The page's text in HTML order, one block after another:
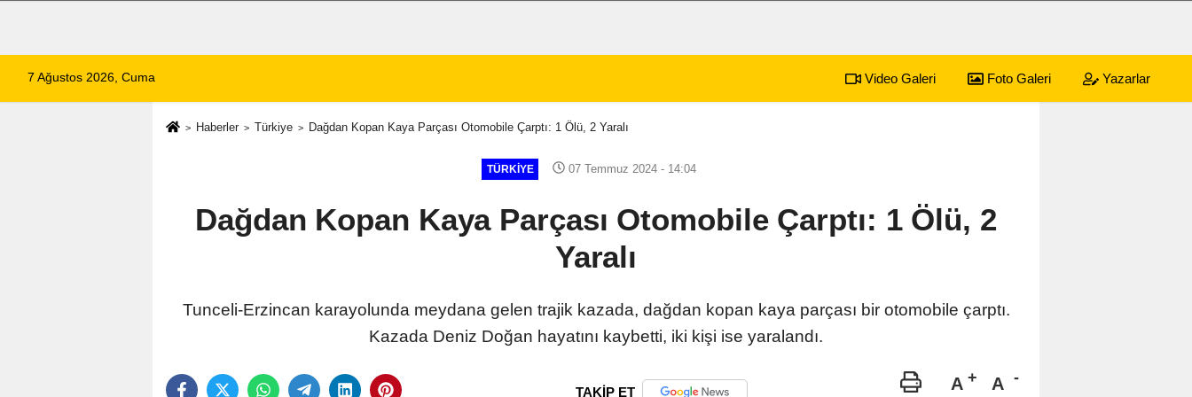
7 Ağustos 2026, Cuma Video Galeri Foto Galeri Yazarlar
Haberler Türkiye Dağdan Kopan Kaya Parçası Otomobile Çarptı: 1 Ölü, 2 Yaralı
TÜRKIYE 07 Temmuz 2024 - 14:04
Dağdan Kopan Kaya Parçası Otomobile Çarptı: 1 Ölü, 2
Yaralı
Tunceli-Erzincan karayolunda meydana gelen trajik kazada, dağdan kopan kaya parçası bir otomobile çarptı.
Kazada Deniz Doğan hayatını kaybetti, iki kişi ise yaralandı.
TAKİP ET A A